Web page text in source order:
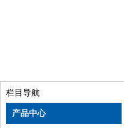
栏目导航
产品中心